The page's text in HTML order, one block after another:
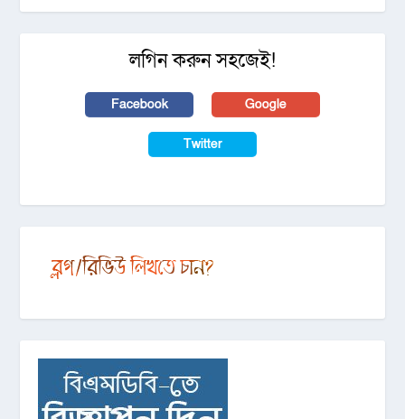
লগিন করুন সহজেই!
Facebook Google
Twitter